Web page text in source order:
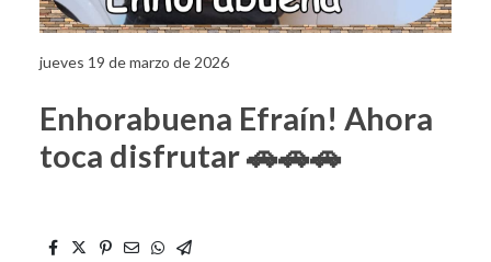
jueves 19 de marzo de 2026
Enhorabuena Efraín! Ahora
toca disfrutar 🚗🚗🚗